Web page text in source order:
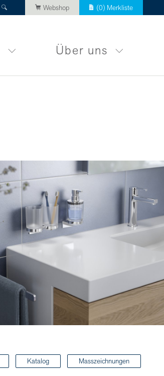
Webshop (0) Merkliste
Über uns
Katalog Masszeichnungen